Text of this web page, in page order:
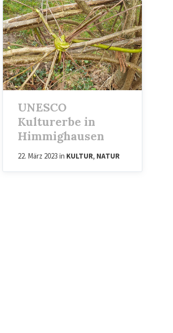
UNESCO
Kulturerbe in
Himmighausen
22. März 2023in KULTUR, NATUR